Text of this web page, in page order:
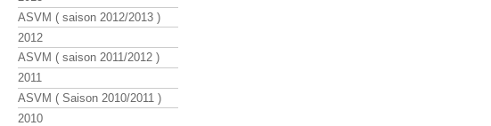
ASVM ( saison 2012/2013 )
2012
ASVM ( saison 2011/2012 )
2011
ASVM ( Saison 2010/2011 )
2010